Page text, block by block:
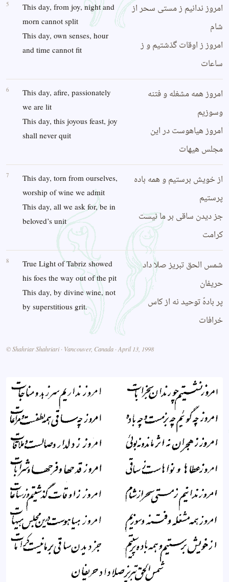
5
This day, from joy, night and
morn cannot split
This day, own senses, hour
and time cannot fit
امروز ندانیم ز مستی سحر از
شام
امروز ز اوقات گذشتیم و ز
ساعات
6
This day, afire, passionately
we are lit
This day, this joyous feast, joy
shall never quit
امروز همه مشغله و فتنه
وسوزیم
امروز هیاهوست در این
مجلس هیهات
7
This day, torn from ourselves,
worship of wine we admit
This day, all we ask for, be in
beloved’s unit
از خویش برستیم و همه باده
پرستیم
جز دیدن ساقی بر ما نیست
کرامت
8
True Light of Tabriz showed
his foes the way out of the pit
This day, by divine wine, not
by superstitious grit.
شمس الحق تبریز صلا داد
حریفان
پر بادهً توحید نه از کاس
خرافات
© Shahriar Shahriari · Vancouver, Canada · April 13, 1998